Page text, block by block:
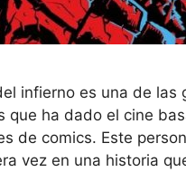
infierno es una de las
que ha dado el cine
de comics. Este
vez en una historia